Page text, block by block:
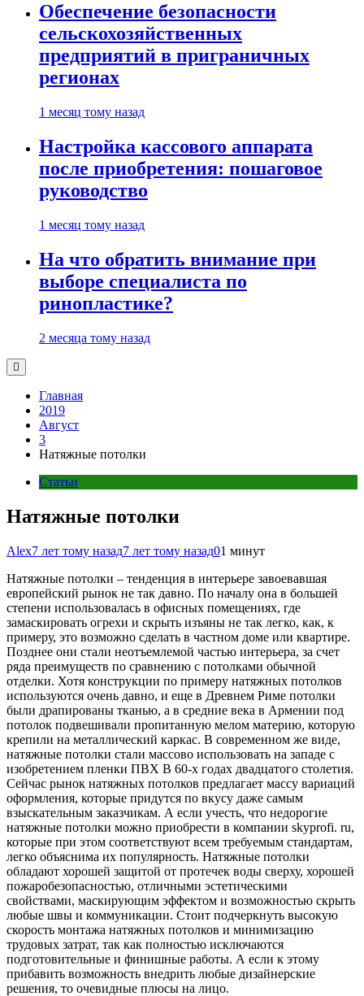
Обеспечение безопасности
сельскохозяйственных
предприятий в приграничных
регионах
1 месяц тому назад
Настройка кассового аппарата
после приобретения: пошаговое
руководство
1 месяц тому назад
На что обратить внимание при
выборе специалиста по
ринопластике?
2 месяца тому назад
Главная
2019
Август
3
Натяжные потолки
Статьи
Натяжные потолки
Alex7 лет тому назад7 лет тому назад01 минут
Натяжные потолки – тенденция в интерьере завоевавшая
европейский рынок не так давно. По началу она в большей
степени использовалась в офисных помещениях, где
замаскировать огрехи и скрыть изъяны не так легко, как, к
примеру, это возможно сделать в частном доме или квартире.
Позднее они стали неотъемлемой частью интерьера, за счет
ряда преимуществ по сравнению с потолками обычной
отделки. Хотя конструкции по примеру натяжных потолков
используются очень давно, и еще в Древнем Риме потолки
были драпированы тканью, а в средние века в Армении под
потолок подвешивали пропитанную мелом материю, которую
крепили на металлический каркас. В современном же виде,
натяжные потолки стали массово использовать на западе с
изобретением пленки ПВХ В 60-х годах двадцатого столетия.
Сейчас рынок натяжных потолков предлагает массу вариаций
оформления, которые придутся по вкусу даже самым
взыскательным заказчикам. А если учесть, что недорогие
натяжные потолки можно приобрести в компании skyprofi. ru,
которые при этом соответствуют всем требуемым стандартам,
легко объяснима их популярность. Натяжные потолки
обладают хорошей защитой от протечек воды сверху, хорошей
пожаробезопасностью, отличными эстетическими
свойствами, маскирующим эффектом и возможностью скрыть
любые швы и коммуникации. Стоит подчеркнуть высокую
скорость монтажа натяжных потолков и минимизацию
трудовых затрат, так как полностью исключаются
подготовительные и финишные работы. А если к этому
прибавить возможность внедрить любые дизайнерские
решения, то очевидные плюсы на лицо.